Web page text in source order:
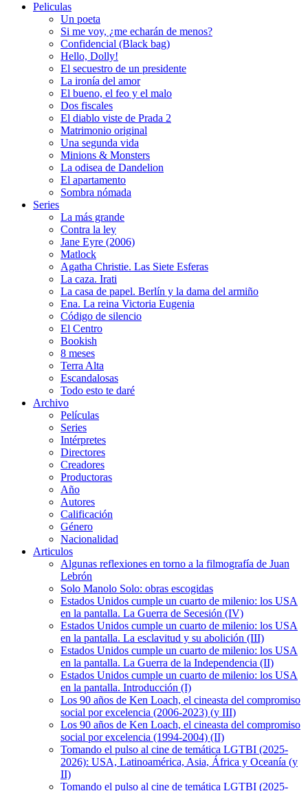
Peliculas
Un poeta
Si me voy, ¿me echarán de menos?
Confidencial (Black bag)
Hello, Dolly!
El secuestro de un presidente
La ironía del amor
El bueno, el feo y el malo
Dos fiscales
El diablo viste de Prada 2
Matrimonio original
Una segunda vida
Minions & Monsters
La odisea de Dandelion
El apartamento
Sombra nómada
Series
La más grande
Contra la ley
Jane Eyre (2006)
Matlock
Agatha Christie. Las Siete Esferas
La caza. Irati
La casa de papel. Berlín y la dama del armiño
Ena. La reina Victoria Eugenia
Código de silencio
El Centro
Bookish
8 meses
Terra Alta
Escandalosas
Todo esto te daré
Archivo
Películas
Series
Intérpretes
Directores
Creadores
Productoras
Año
Autores
Calificación
Género
Nacionalidad
Articulos
Algunas reflexiones en torno a la filmografía de Juan
Lebrón
Solo Manolo Solo: obras escogidas
Estados Unidos cumple un cuarto de milenio: los USA
en la pantalla. La Guerra de Secesión (IV)
Estados Unidos cumple un cuarto de milenio: los USA
en la pantalla. La esclavitud y su abolición (III)
Estados Unidos cumple un cuarto de milenio: los USA
en la pantalla. La Guerra de la Independencia (II)
Estados Unidos cumple un cuarto de milenio: los USA
en la pantalla. Introducción (I)
Los 90 años de Ken Loach, el cineasta del compromiso
social por excelencia (2006-2023) (y III)
Los 90 años de Ken Loach, el cineasta del compromiso
social por excelencia (1994-2004) (II)
Tomando el pulso al cine de temática LGTBI (2025-
2026): USA, Latinoamérica, Asia, África y Oceanía (y
II)
Tomando el pulso al cine de temática LGTBI (2025-